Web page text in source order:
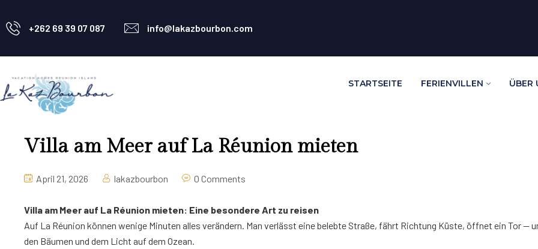
+262 69 39 07 087 info@lakazbourbon.com
STARTSEITE FERIENVILLEN ÜBER
Villa am Meer auf La Réunion mieten
April 21, 2026 lakazbourbon 0 Comments
Villa am Meer auf La Réunion mieten: Eine besondere Art zu reisen
Auf La Réunion können wenige Minuten alles verändern. Man verlässt eine belebte Straße, fährt Richtung Küste, öffnet ein Tor —
den Bäumen und dem Licht auf dem Ozean.